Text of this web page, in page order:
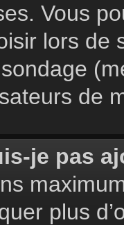
Vous
lors de
de
je pas
plus